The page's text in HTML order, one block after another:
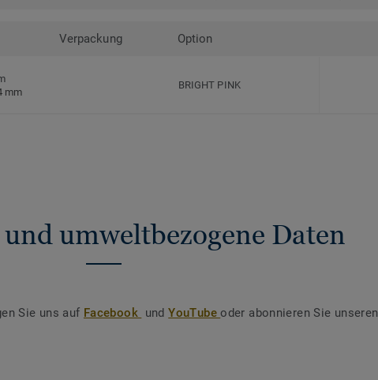
Verpackung Option
mm
BRIGHT PINK
umweltbezogene Daten
Sie uns auf Facebook undYouTubeoder abonnieren Sie unseren